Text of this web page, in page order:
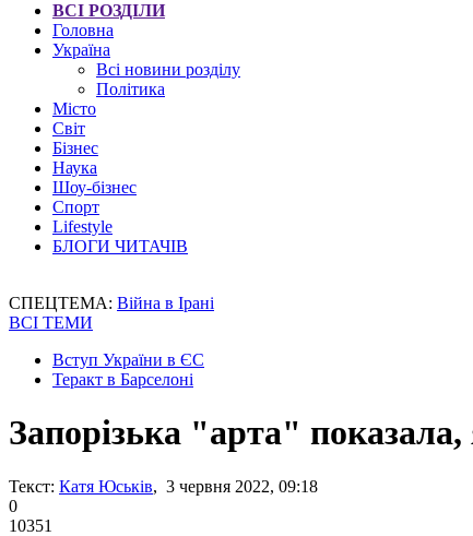
ВСІ РОЗДІЛИ
Головна
Україна
Всі новини розділу
Політика
Місто
Світ
Бізнес
Наука
Шоу-бізнес
Спорт
Lifestyle
БЛОГИ ЧИТАЧІВ
СПЕЦТЕМА: Війна в Ірані
ВСІ ТЕМИ
Вступ України в ЄС
Теракт в Барселоні
Запорізька "арта"
Текст: Катя Юськів, 3 червня 2022, 09:18
0
10351